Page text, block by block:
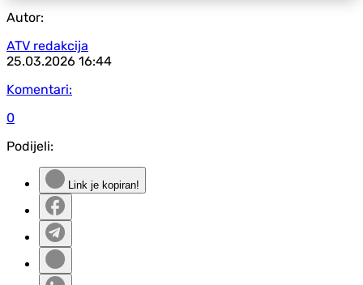
Autor:
ATV redakcija
25.03.2026 16:44
Komentari:
0
Podijeli:
Link je kopiran!